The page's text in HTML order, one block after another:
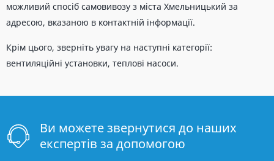
можливий спосіб самовивозу з міста Хмельницький за
адресою, вказаною в контактній інформації.
Крім цього, зверніть увагу на наступні категорії:
вентиляційні установки, теплові насоси.
Ви можете звернутися до наших
експертів за допомогою